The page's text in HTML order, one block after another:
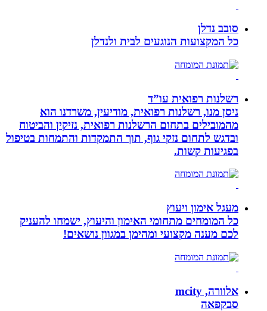
סובב נדלן
כל המקצועות הנוגעים לבית ולנדלן
רשלנות רפואית עו”ד
ניסן מנו, רשלנות רפואית, מודיעין, משרדנו הוא
מהמובילים בתחום הרשלנות רפואית, נזיקין והביטוח
ובדגש לתחום נזקי גוף, תוך התמקדות והתמחות בטיפול
בפגיעות קשות.
מעגל אימון ויעוץ
כל המומחים מתחומי האימון והיעוץ, ישמחו להעניק
לכם מענה מקצועי ומהימן במגוון נושאים!
אלוורה, mcity
סבקפאה